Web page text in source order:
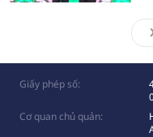
Giấy phép số:
Cơ quan chủ quản: